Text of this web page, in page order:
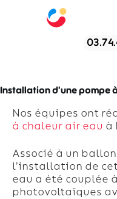
Installation d'une pompe
Nos équipes ont
à chaleur air eau à
Associé à un
l’installation de
eau a été couplée
photovoltaïques